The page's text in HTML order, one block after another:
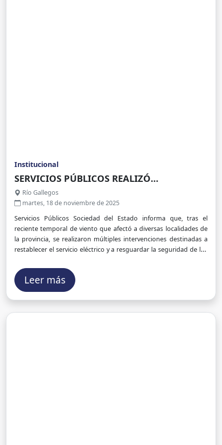
Institucional
SERVICIOS PÚBLICOS REALIZÓ
INTERVENCIONES DURANTE EL TEMPORAL
DE VIENTO
Río Gallegos
martes, 18 de noviembre de 2025
Servicios Públicos Sociedad del Estado informa que, tras el
reciente temporal de viento que afectó a diversas localidades de
la provincia, se realizaron múltiples intervenciones destinadas a
restablecer el servicio eléctrico y a resguardar la seguridad de los
cada distrito:
Leer más